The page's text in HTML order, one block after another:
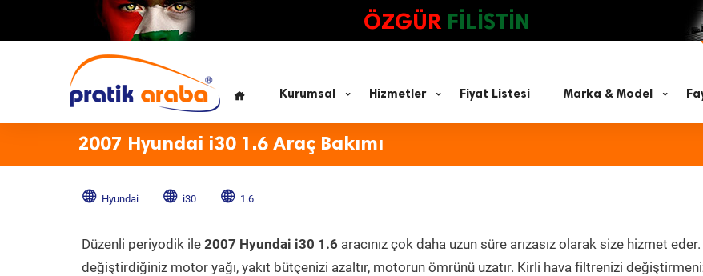
ÖZGÜR FİLİSTİN
Kurumsal Hizmetler Fiyat Listesi Marka & Model
2007 Hyundai i30 1.6 Araç Bakımı
Hyundai i30 1.6
Düzenli periyodik ile 2007 Hyundai i30 1.6 aracınız çok daha uzun süre arızasız olarak size hizmet
değiştirdiğiniz motor yağı, yakıt bütçenizi azaltır, motorun ömrünü uzatır. Kirli hava filtrenizi